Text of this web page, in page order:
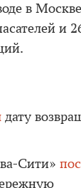
в
и
дату
Сити»